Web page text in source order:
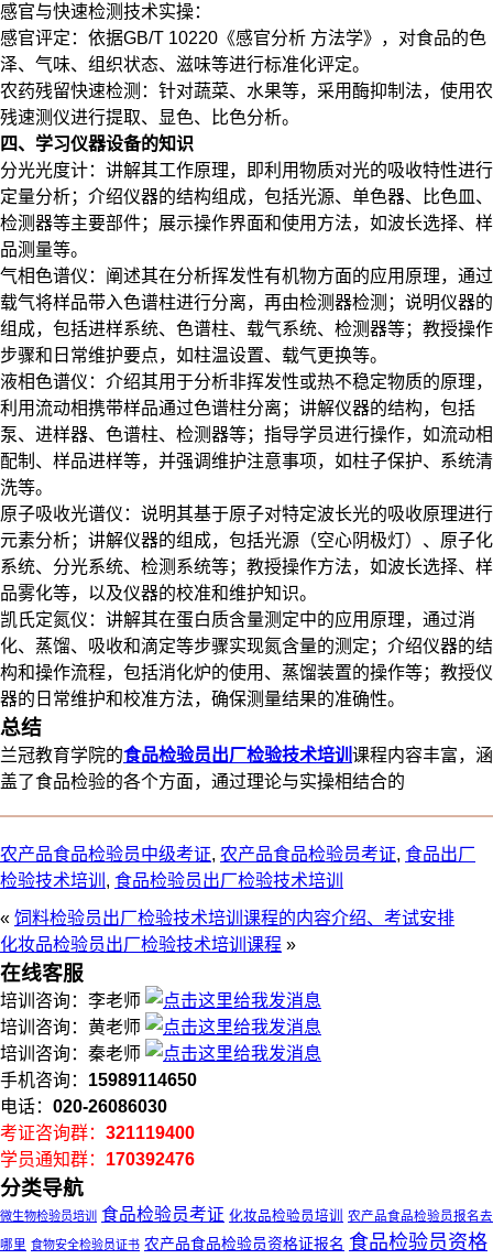
感官与快速检测技术实操：
感官评定：依据GB/T 10220《感官分析 方法学》，对食品的色
泽、气味、组织状态、滋味等进行标准化评定。
农药残留快速检测：针对蔬菜、水果等，采用酶抑制法，使用农
残速测仪进行提取、显色、比色分析。
四、学习仪器设备的知识
分光光度计：讲解其工作原理，即利用物质对光的吸收特性进行
定量分析；介绍仪器的结构组成，包括光源、单色器、比色皿、
检测器等主要部件；展示操作界面和使用方法，如波长选择、样
品测量等。
气相色谱仪：阐述其在分析挥发性有机物方面的应用原理，通过
载气将样品带入色谱柱进行分离，再由检测器检测；说明仪器的
组成，包括进样系统、色谱柱、载气系统、检测器等；教授操作
步骤和日常维护要点，如柱温设置、载气更换等。
液相色谱仪：介绍其用于分析非挥发性或热不稳定物质的原理，
利用流动相携带样品通过色谱柱分离；讲解仪器的结构，包括
泵、进样器、色谱柱、检测器等；指导学员进行操作，如流动相
配制、样品进样等，并强调维护注意事项，如柱子保护、系统清
洗等。
原子吸收光谱仪：说明其基于原子对特定波长光的吸收原理进行
元素分析；讲解仪器的组成，包括光源（空心阴极灯）、原子化
系统、分光系统、检测系统等；教授操作方法，如波长选择、样
品雾化等，以及仪器的校准和维护知识。
凯氏定氮仪：讲解其在蛋白质含量测定中的应用原理，通过消
化、蒸馏、吸收和滴定等步骤实现氮含量的测定；介绍仪器的结
构和操作流程，包括消化炉的使用、蒸馏装置的操作等；教授仪
器的日常维护和校准方法，确保测量结果的准确性。
总结
兰冠教育学院的食品检验员出厂检验技术培训 课程内容丰富，涵
盖了食品检验的各个方面，通过理论与实操相结合的
农产品食品检验员中级考证, 农产品食品检验员考证, 食品出厂
检验技术培训 , 食品检验员出厂检验技术培训
« 饲料检验员出厂检验技术培训课程的内容介绍、考试安排
化妆品检验员出厂检验技术培训课程 »
在线客服
培训咨询：李老师
培训咨询：黄老师
培训咨询：秦老师
手机咨询： 15989114650
电话： 020-26086030
考证咨询群： 321119400
学员通知群： 170392476
分类导航
微生物检验员培训 食品检验员考证 化妆品检验员培训 农产品食品检验员报名去
哪里 食物安全检验员证书 农产品食品检验员资格证报名 食品检验员资格